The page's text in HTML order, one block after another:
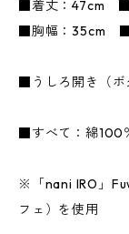
■着丈：47cm
■胸幅：35cm ■
■うしろ開き（ボ
■すべて：綿100
※「nani IRO」
フェ）を使用